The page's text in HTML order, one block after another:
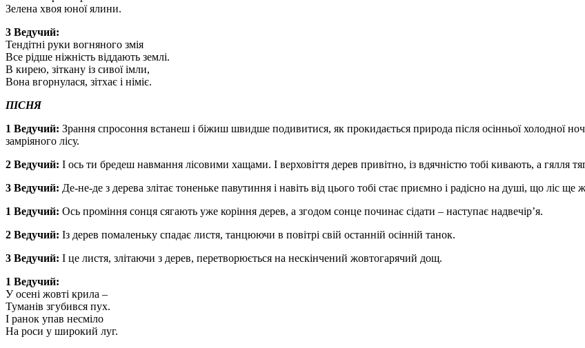
Зелена хвоя юної ялини.
3 Ведучий:
Тендітні руки вогняного змія
Все рідше ніжність віддають землі.
В кирею, зіткану із сивої імли,
Вона вгорнулася, зітхає і німіє.
ПІСНЯ
1 Ведучий: Зрання спросоння встанеш і біжиш швидше подивитися, як прокидається природа після осінньої холодної
замріяного лісу.
2 Ведучий: І ось ти бредеш навмання лісовими хащами. І верховіття дерев привітно, із вдячністю тобі кивають, а гялля
3 Ведучий: Де-не-де з дерева злітає тоненьке павутиння і навіть від цього тобі стає приємно і радісно на душі, що ліс ще
1 Ведучий: Ось проміння сонця сягають уже коріння дерев, а згодом сонце починає сідати – наступає надвечір’я.
2 Ведучий: Із дерев помаленьку спадає листя, танцюючи в повітрі свій останній осінній танок.
3 Ведучий: І це листя, злітаючи з дерев, перетворюється на нескінчений жовтогарячий дощ.
1 Ведучий:
У осені жовті крила –
Туманів згубився пух.
І ранок упав несміло
На роси у широкий луг.